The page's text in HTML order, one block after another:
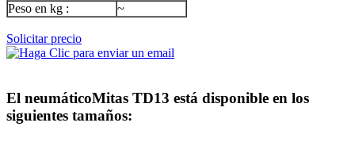
Peso en kg :
~
Solicitar precio
El neumáticoMitas TD13 está disponible en los
siguientes tamaños: